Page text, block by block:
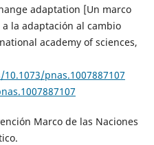
adaptation [Un marco
la adaptación al cambio
academy of sciences,
pnas.1007887107
Marco de las Naciones